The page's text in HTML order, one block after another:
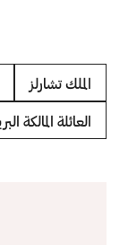
الملك تشارلز
العائلة المالكة